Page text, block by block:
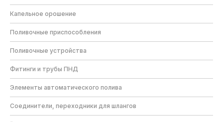
Капельное орошение
Поливочные приспособления
Поливочные устройства
Фитинги и трубы ПНД
Элементы автоматического полива
Соединители, переходники для шлангов